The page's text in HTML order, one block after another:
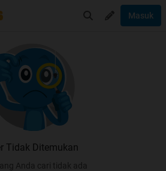
Masuk
Tidak Ditemukan
Anda cari tidak ada